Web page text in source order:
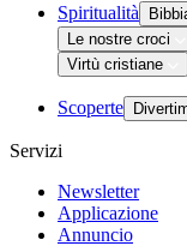
Spiritualità
Le nostre croci
Virtù cristiane
Scoperte
Servizi
Newsletter
Applicazione
Annuncio